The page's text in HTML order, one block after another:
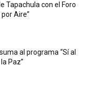
Tapachula con el Foro
Aire”
al programa “Sí al
Paz”